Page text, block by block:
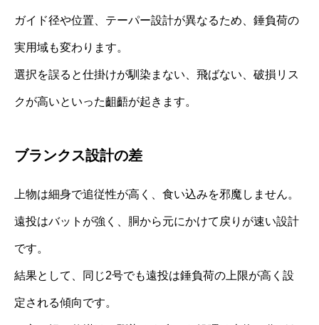
ガイド径や位置、テーパー設計が異なるため、錘負荷の
実用域も変わります。
選択を誤ると仕掛けが馴染まない、飛ばない、破損リス
クが高いといった齟齬が起きます。
ブランクス設計の差
上物は細身で追従性が高く、食い込みを邪魔しません。
遠投はバットが強く、胴から元にかけて戻りが速い設計
です。
結果として、同じ2号でも遠投は錘負荷の上限が高く設
定される傾向です。